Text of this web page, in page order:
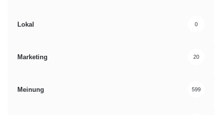
Lokal 0
Marketing 20
Meinung 599